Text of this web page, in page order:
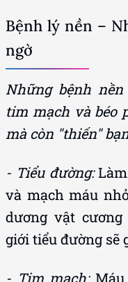
ngờ
Những bệnh nền
tim mạch và béo
mà còn "thiến"
- Tiểu đường:Làm
và mạch máu
dương vật
giới tiểu đường sẽ
- Tim mạch:
nghĩa với việc